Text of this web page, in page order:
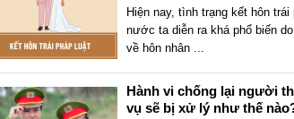
Hiện nay, tình trạng kết hôn
nước ta diễn ra khá phổ biến
về hôn nhân ...
Hành vi chống lại người
vụ sẽ bị xử lý như thế